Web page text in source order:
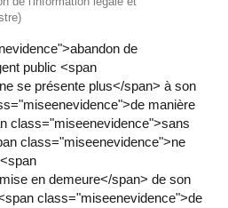
de
public <span
se présente plus</span> à son
manière
class="miseenevidence">sans
class="miseenevidence">ne
en demeure</span> de son
class="miseenevidence">de